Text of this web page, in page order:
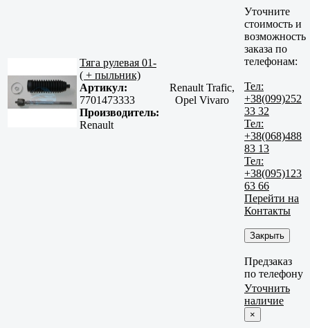
Тяга рулевая 01-
( + пыльник)
Артикул:
7701473333
Производитель:
Renault
Renault Trafic,
Opel Vivaro
Уточните
стоимость и
возможность
заказа по
телефонам:
Тел:
+38(099)252
33 32
Тел:
+38(068)488
83 13
Тел:
+38(095)123
63 66
Перейти на
Контакты
Закрыть
Предзаказ
по телефону
Уточнить
наличие
×